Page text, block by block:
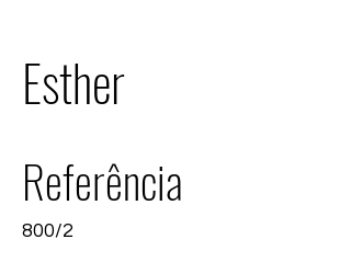
Esther
Referência
800/2